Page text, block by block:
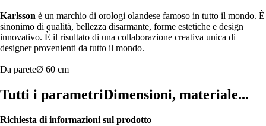
Karlsson è un marchio di orologi olandese famoso in tutto il mondo. È
sinonimo di qualità, bellezza disarmante, forme estetiche e design
innovativo. È il risultato di una collaborazione creativa unica di
designer provenienti da tutto il mondo.
Da pareteØ 60 cm
Tutti i parametriDimensioni, materiale...
Richiesta di informazioni sul prodotto